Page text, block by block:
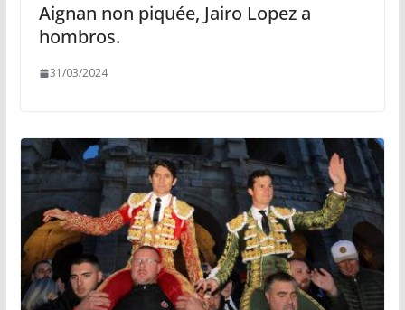
Aignan non piquée, Jairo Lopez a
hombros.
31/03/2024